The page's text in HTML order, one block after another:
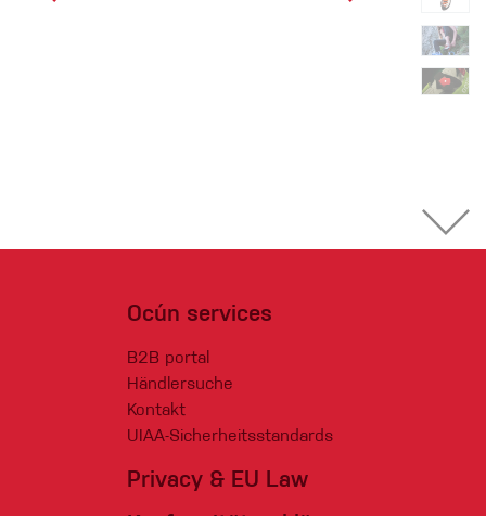
Ocún services
B2B portal
Händlersuche
Kontakt
UIAA-Sicherheitsstandards
Privacy & EU Law